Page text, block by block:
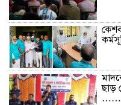
ছাড়